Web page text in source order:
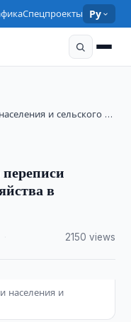
Спецпроекты Ру
и сельского …
в
2150 views
населения и